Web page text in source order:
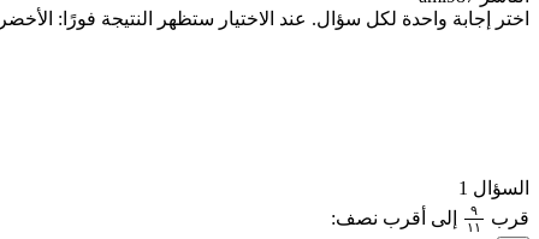
اختر إجابة واحدة لكل سؤال. عند الاختيار ستظهر النتيجة فورًا:
السؤال 1
قرب
٩
١ ١ ٩١
إلى أقرب نصف: